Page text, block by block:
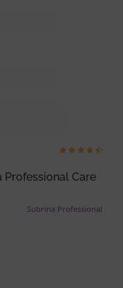
Care
Subrina Professional